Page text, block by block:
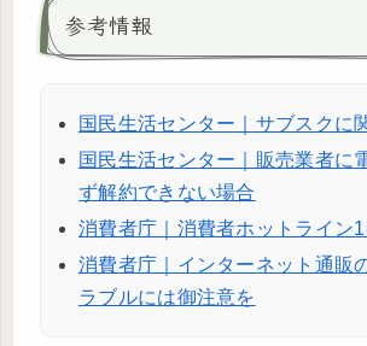
参考情報
国民生活センター｜サブスクに
国民生活センター｜販売業者に
ず解約できない場合
消費者庁｜消費者ホットライン
消費者庁｜インターネット通販
ラブルには御注意を